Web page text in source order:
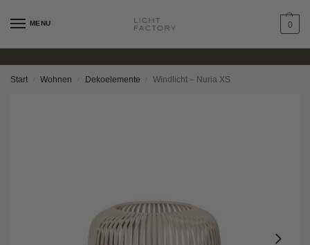
MENU 0
Start Wohnen Dekoelemente Windlicht – Nuria XS